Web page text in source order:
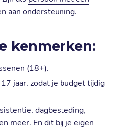
aan ondersteuning.
kenmerken:
(18+).
jaar, zodat je budget tijdig
dagbesteding,
meer. En dit bij je eigen